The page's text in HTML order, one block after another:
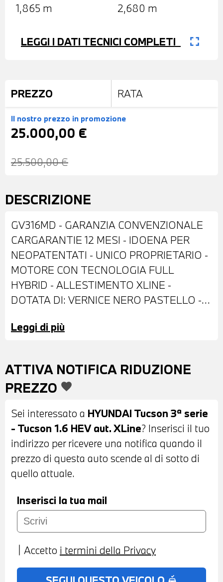
1,865 m 2,680 m
LEGGI I DATI TECNICI COMPLETI fullscreen
PREZZO RATA
Il nostro prezzo in promozione
25.000,00 €
25.500,00 €
DESCRIZIONE
GV316MD - GARANZIA CONVENZIONALE
CARGARANTIE 12 MESI - IDOENA PER
NEOPATENTATI - UNICO PROPRIETARIO -
MOTORE CON TECNOLOGIA FULL
HYBRID - ALLESTIMENTO XLINE -
DOTATA DI: VERNICE NERO PASTELLO -
ESTERNI REGOLABILI E RIPIEGABILI
SENSORI DI PARCHEGGIO ANTERIORI E
POSTERIORI CON TELECAMERA - FARI A
AUTOMATICO - BARRE PORTATUTTO
SUL TETTO - INTERNI IN STOFFA
ANTRACITE - VOLANTE IN PELLE CON
COMANDI MULTIFUNZIONE - CRUISE
CONTROL - CAMBIO AUTOMATICO -
CLIMATIZZATORE AUTOMATICO BIZONA -
SEDILI ANTERIORI RISCALDABILI -
VOLANTE RISCALDABILE - USB -
DIGITALE DAB - PREDISPOSIZIONE
APPLE CARPLAY E ANDROID AUTO -
Leggi di più
ATTIVA NOTIFICA RIDUZIONE
PREZZO favorite
Sei interessato a HYUNDAI Tucson 3ª serie
- Tucson 1.6 HEV aut. XLine? Inserisci il tuo
indirizzo per ricevere una notifica quando il
prezzo di questa auto scende al di sotto di
quello attuale.
Inserisci la tua mail
Accetto i termini della Privacy
no_crash